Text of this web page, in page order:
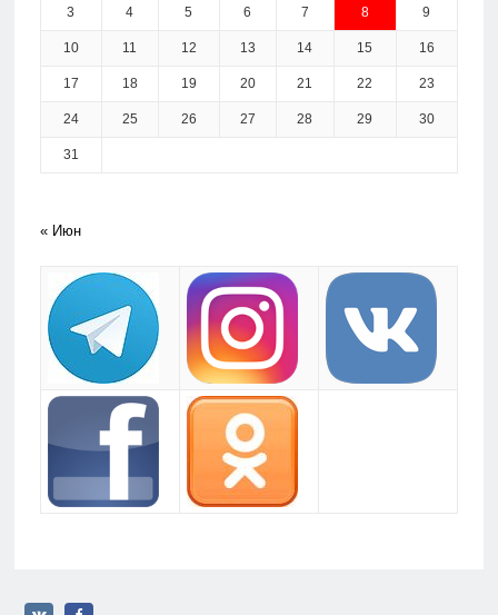
3 4 5 6 7 8 9
10 11 12 13 14 15 16
17 18 19 20 21 22 23
24 25 26 27 28 29 30
31
« Июн